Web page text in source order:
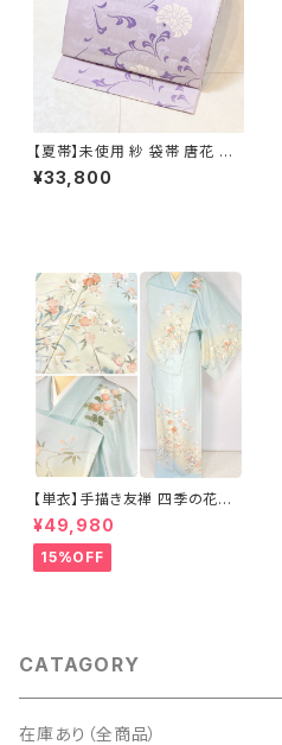
【夏帯】未使用 紗 袋帯 唐花 正
絹 紫 白 淡藤色 729
¥33,800
【単衣】手描き友禅 四季の花々
正絹 訪問着 水色 黄緑 白 パス
テルカラー 1431
¥49,980
15%OFF
CATAGORY
在庫あり（全商品）